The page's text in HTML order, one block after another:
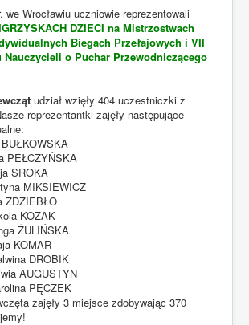
we Wrocławiu uczniowie reprezentowali
DZIECI na Mistrzostwach
Biegach Przełajowych i VII
Nauczycieli o Puchar Przewodniczącego
udział wzięły 404 uczestniczki z
reprezentantki zajęły następujące
PEŁCZYŃSKA
SROKA
MIKSIEWICZ
ZDZIEBŁO
KOZAK
ŻULIŃSKA
KOMAR
DROBIK
AUGUSTYN
PĘCZEK
zajęły 3 miejsce zdobywając 370